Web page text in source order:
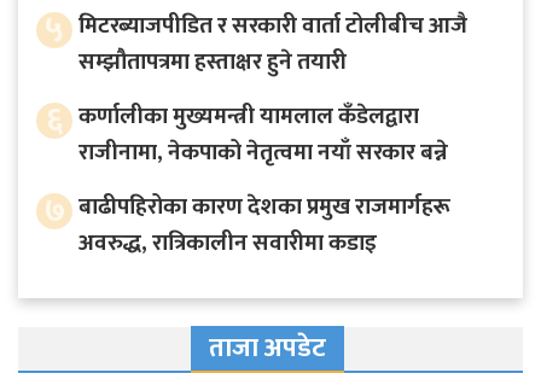
५ मिटरब्याजपीडित र सरकारी वार्ता टोलीबीच आजै
सम्झौतापत्रमा हस्ताक्षर हुने तयारी
६ कर्णालीका मुख्यमन्त्री यामलाल कँडेलद्वारा
राजीनामा, नेकपाको नेतृत्वमा नयाँ सरकार बन्ने
७ बाढीपहिरोका कारण देशका प्रमुख राजमार्गहरू
अवरुद्ध, रात्रिकालीन सवारीमा कडाइ
ताजा अपडेट